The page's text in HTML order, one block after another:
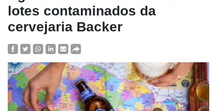
lotes contaminados da
cervejaria Backer